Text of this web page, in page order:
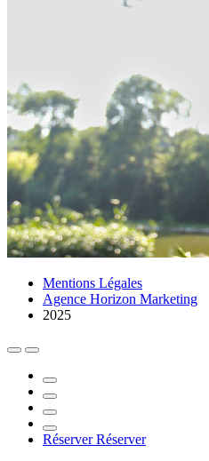
Mentions Légales
Agence Horizon Marketing
2025
Réserver Réserver